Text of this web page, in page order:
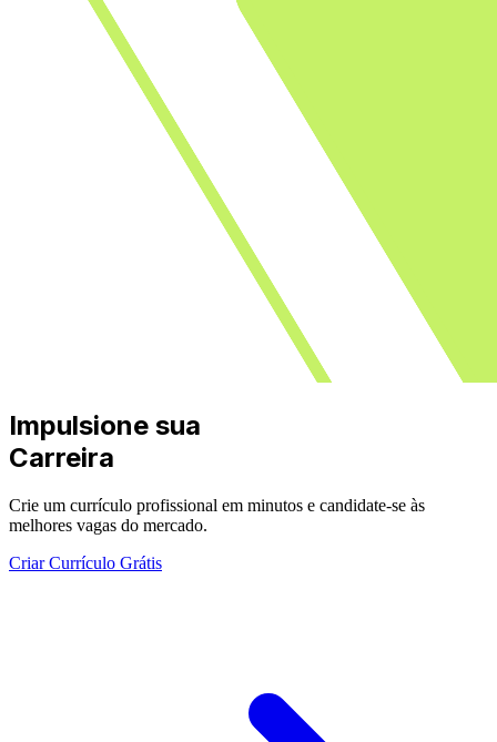
Impulsione sua
Carreira
Crie um currículo profissional em minutos e candidate-se às
melhores vagas do mercado.
Criar Currículo Grátis